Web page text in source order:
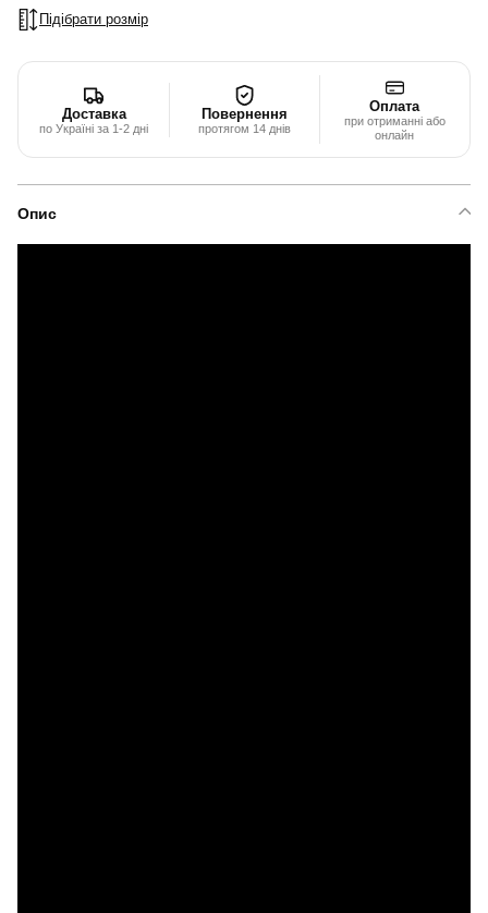
Підібрати розмір
Доставка
по Україні за 1-2 дні
Повернення
протягом 14 днів
Оплата
при отриманні або
онлайн
Опис